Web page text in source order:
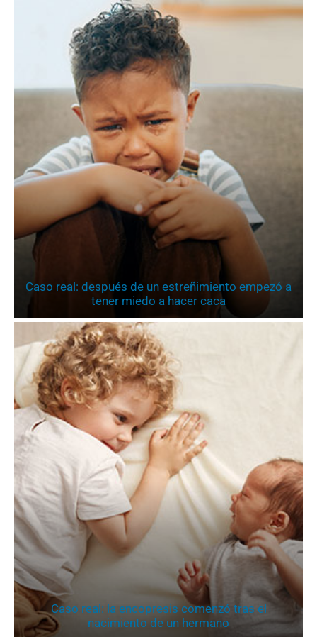
Caso real: después de un estreñimiento empezó a
tener miedo a hacer caca
Caso real: la encopresis comenzó tras el
nacimiento de un hermano